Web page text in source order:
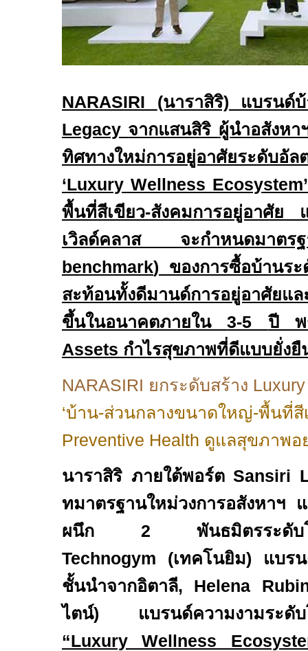
NARASIRI (นาราสิริ) แบรนด์
Legacy จากแสนสิริ ผู้นำอสังหา
ทิศทางใหม่การอยู่อาศัยระ
‘Luxury Wellness
พื้นที่สีเขียว-สังคมการอยู่อาศัย
เวิลด์คลาส จะกำหนดมาต
benchmark) ของการซื้อบ้านร
สะท้อนทั้งดีมานด์การอยู่อาศัยแ
ขึ้นในอนาคตภายใน3-5 ปี พ
Assets กำไรสุขภาพที่ดีแบบยั่งยื
NARASIRI ยกระดับสร้าง
‘บ้าน-ส่วนกลางขนาดใหญ่-พื้นที่สี
Preventive Health ดูแลสุขภาพอ
นาราสิริ ภายใต้พอร์ตSansiri
ทมาตรฐานใหม่วงการอสังหาฯ
ผนึก 2 พันธมิตรระดับ
Technogym (เทคโนยิม) แบร
ชั้นนำจากอิตาลี, Helena
ไตน์) แบรนด์ความงามระดั
“Luxury Wellness